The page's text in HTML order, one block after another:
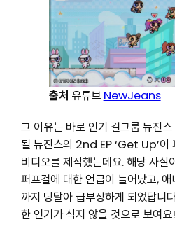
출처 유튜브 NewJeans
그 이유는 바로 인기 걸그룹 뉴진
될 뉴진스의 2nd EP ‘Get Up’이
비디오를 제작했는데요. 해당 사실
퍼프걸에 대한 언급이 늘어났고,
까지 덩달아 급부상하게 되었답니
한 인기가 식지 않을 것으로 보여요!